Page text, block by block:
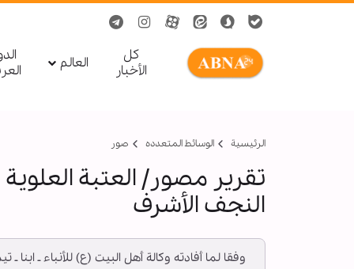
کل
الأخبار
العالم
الرئيسية الوسائط المتعدده صور
تقرير مصور/ العتبة
النجف الأشرف
وفقا لما أفادته وكالة أهل البيت (ع) للأنباء ـ ابنا